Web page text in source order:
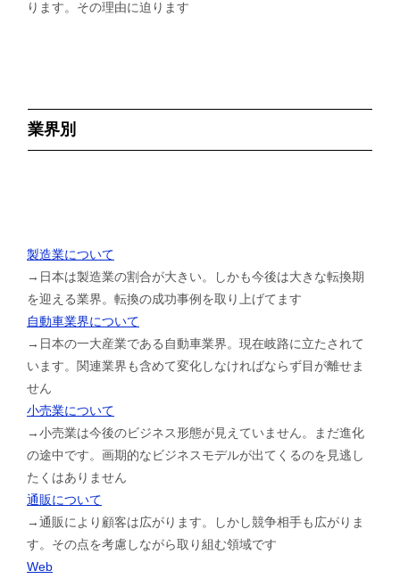
ります。その理由に迫ります
業界別
製造業について
→日本は製造業の割合が大きい。しかも今後は大きな転換期
を迎える業界。転換の成功事例を取り上げてます
自動車業界について
→日本の一大産業である自動車業界。現在岐路に立たされて
います。関連業界も含めて変化しなければならず目が離せま
せん
小売業について
→小売業は今後のビジネス形態が見えていません。まだ進化
の途中です。画期的なビジネスモデルが出てくるのを見逃し
たくはありません
通販について
→通販により顧客は広がります。しかし競争相手も広がりま
す。その点を考慮しながら取り組む領域です
Web